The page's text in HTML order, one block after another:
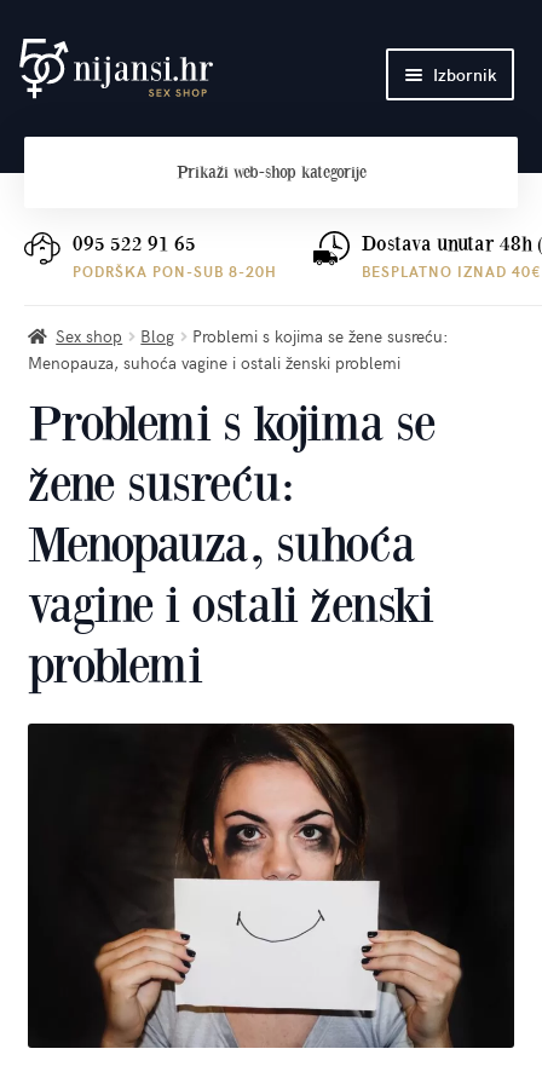
Preskoči
na
Skoči
do
Izbornik
Plaćanje i dostava
Prikaži web-shop kategorije
095 522 91 65
PODRŠKA PON-SUB 8-20H
Dostava unutar 48h
BESPLATNO IZNAD 40€
Sex shop Blog
Problemi s kojima se žene susreću:
Menopauza, suhoća vagine i ostali ženski problemi
Problemi s kojima se
žene susreću:
Menopauza, suhoća
vagine i ostali ženski
problemi